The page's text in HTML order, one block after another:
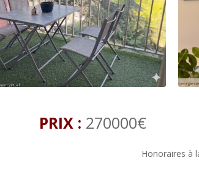
PRIX : 270000€
Honoraires à